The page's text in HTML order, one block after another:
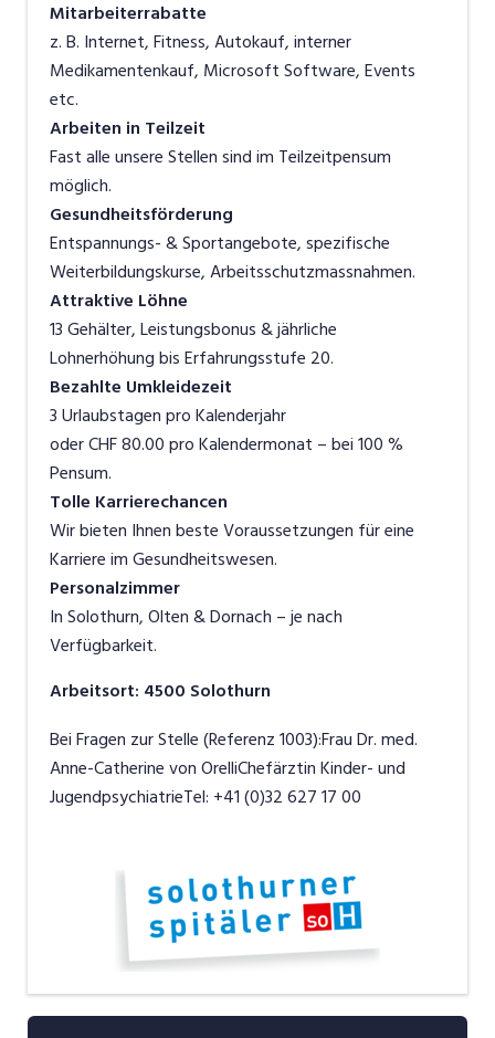
Mitarbeiterrabatte
z. B. Internet, Fitness, Autokauf, interner
Medikamentenkauf, Microsoft Software, Events
etc.
Arbeiten in Teilzeit
Fast alle unsere Stellen sind im Teilzeitpensum
möglich.
Gesundheitsförderung
Entspannungs- & Sportangebote, spezifische
Weiterbildungskurse, Arbeitsschutzmassnahmen.
Attraktive Löhne
13 Gehälter, Leistungsbonus & jährliche
Lohnerhöhung bis Erfahrungsstufe 20.
Bezahlte Umkleidezeit
3 Urlaubstagen pro Kalenderjahr
oder CHF 80.00 pro Kalendermonat – bei 100 %
Pensum.
Tolle Karrierechancen
Wir bieten Ihnen beste Voraussetzungen für eine
Karriere im Gesundheitswesen.
Personalzimmer
In Solothurn, Olten & Dornach – je nach
Verfügbarkeit.
Arbeitsort: 4500 Solothurn
Bei Fragen zur Stelle (Referenz 1003):Frau Dr. med.
Anne-Catherine von OrelliChefärztin Kinder- und
JugendpsychiatrieTel: +41 (0)32 627 17 00